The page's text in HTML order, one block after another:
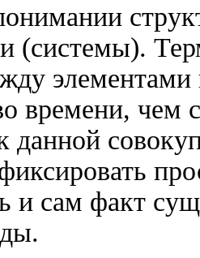
(системы).
времени,
и сам факт